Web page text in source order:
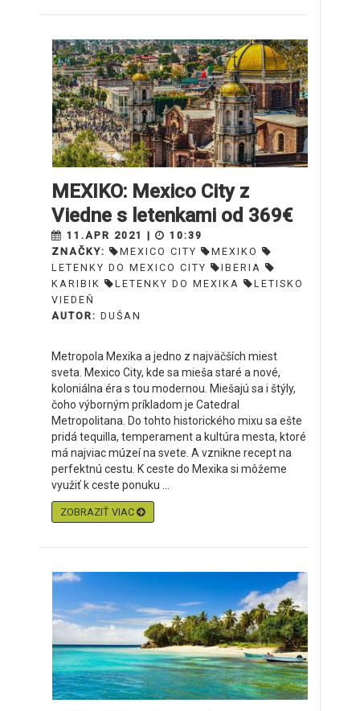
MEXIKO: Mexico City z
Viedne s letenkami od 369€
11.APR 2021 |
10:39
ZNAČKY:
MEXICO CITY
MEXIKO
LETENKY DO MEXICO CITY
IBERIA
KARIBIK
LETENKY DO MEXIKA
LETISKO
VIEDEŇ
AUTOR: DUŠAN
Metropola Mexika a jedno z najväčších miest
sveta. Mexico City, kde sa mieša staré a nové,
koloniálna éra s tou modernou. Miešajú sa i štýly,
čoho výborným príkladom je Catedral
Metropolitana. Do tohto historického mixu sa ešte
pridá tequilla, temperament a kultúra mesta, ktoré
má najviac múzeí na svete. A vznikne recept na
perfektnú cestu. K ceste do Mexika si môžeme
využiť k ceste ponuku ...
ZOBRAZIŤ VIAC